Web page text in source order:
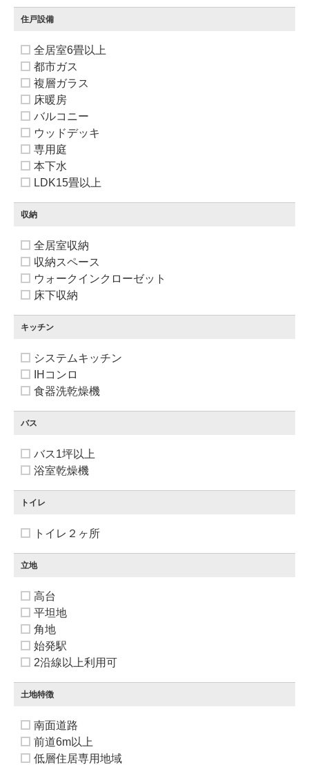
住戸設備
全居室6畳以上
都市ガス
複層ガラス
床暖房
バルコニー
ウッドデッキ
専用庭
本下水
LDK15畳以上
収納
全居室収納
収納スペース
ウォークインクローゼット
床下収納
キッチン
システムキッチン
IHコンロ
食器洗乾燥機
バス
バス1坪以上
浴室乾燥機
トイレ
トイレ２ヶ所
立地
高台
平坦地
角地
始発駅
2沿線以上利用可
土地特徴
南面道路
前道6m以上
低層住居専用地域